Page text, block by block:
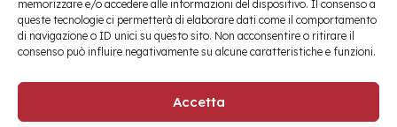
memorizzare e/o accedere alle informazioni del dispositivo. Il consenso a
queste tecnologie ci permetterà di elaborare dati come il comportamento
di navigazione o ID unici su questo sito. Non acconsentire o ritirare il
consenso può influire negativamente su alcune caratteristiche e funzioni.
Accetta